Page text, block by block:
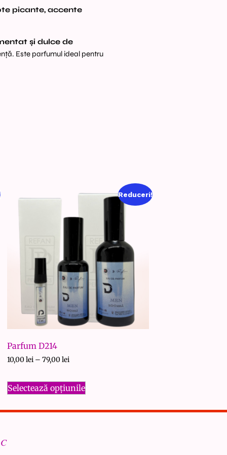
picante, accente
și dulce de
Este parfumul ideal pentru
Reduceri!
Parfum D214
10,00lei – 79,00lei
Selectează opțiunile